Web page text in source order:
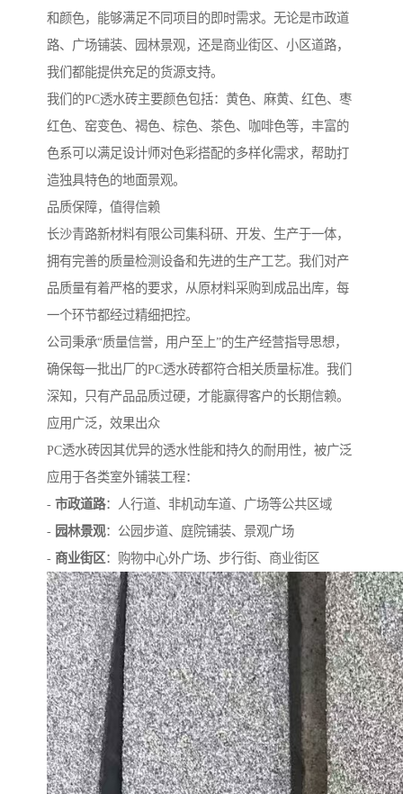
和颜色，能够满足不同项目的即时需求。无论是市政道
路、广场铺装、园林景观，还是商业街区、小区道路，
我们都能提供充足的货源支持。
我们的PC透水砖主要颜色包括：黄色、麻黄、红色、枣
红色、窑变色、褐色、棕色、茶色、咖啡色等，丰富的
色系可以满足设计师对色彩搭配的多样化需求，帮助打
造独具特色的地面景观。
品质保障，值得信赖
长沙青路新材料有限公司集科研、开发、生产于一体，
拥有完善的质量检测设备和先进的生产工艺。我们对产
品质量有着严格的要求，从原材料采购到成品出库，每
一个环节都经过精细把控。
公司秉承“质量信誉，用户至上”的生产经营指导思想，
确保每一批出厂的PC透水砖都符合相关质量标准。我们
深知，只有产品品质过硬，才能赢得客户的长期信赖。
应用广泛，效果出众
PC透水砖因其优异的透水性能和持久的耐用性，被广泛
应用于各类室外铺装工程：
- 市政道路：人行道、非机动车道、广场等公共区域
- 园林景观：公园步道、庭院铺装、景观广场
- 商业街区：购物中心外广场、步行街、商业街区